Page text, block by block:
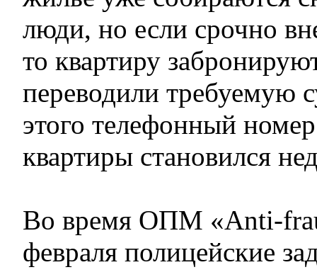
люди, но если срочно
то квартиру
переводили требуемую
этого телефонный
квартиры становился
Во время ОПМ «Anti-
февраля полицейские